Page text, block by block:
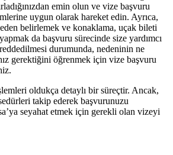
emin olun ve vize başvuru
uygun olarak hareket edin. Ayrıca,
belirlemek ve konaklama, uçak bileti
da başvuru sürecinde size yardımcı
durumunda, nedeninin ne
gerektiğini öğrenmek için vize başvuru
oldukça detaylı bir süreçtir. Ancak,
takip ederek başvurunuzu
seyahat etmek için gerekli olan vizeyi